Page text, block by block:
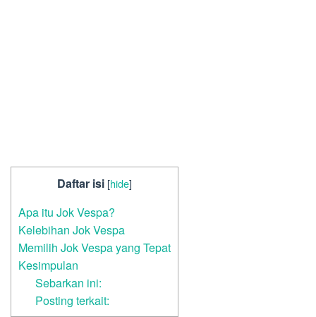
Daftar isi [hide]
Apa itu Jok Vespa?
Kelebihan Jok Vespa
Memilih Jok Vespa yang Tepat
Kesimpulan
Sebarkan ini:
Posting terkait: